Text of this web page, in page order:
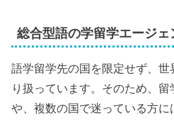
総合型語の学留学エージェ
語学留学先の国を限定せず、
り扱っています。そのため、
や、複数の国で迷っている方